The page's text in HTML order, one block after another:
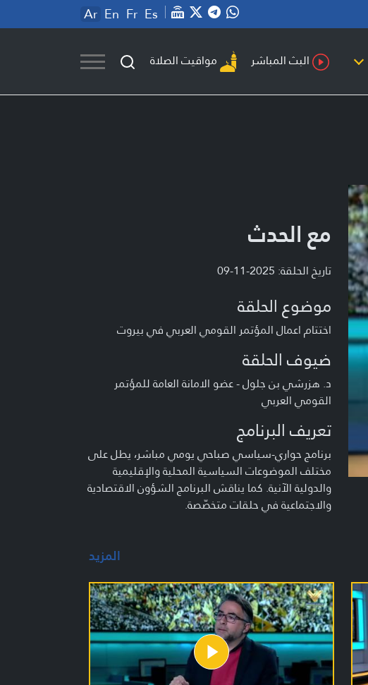
Ar En Fr Es
البث المباشر مواقيت الصلاة
مع الحدث
تاريخ الحلقة: 2025-11-09
موضوع الحلقة
اختتام اعمال المؤتمر القومي العربي في بيروت
ضيوف الحلقة
د. هزرشي بن جلول - عضو الامانة العامة للمؤتمر
القومي العربي
تعريف البرنامج
برنامج حواري-سياسي صباحي يومي مباشر، يطل على
مختلف الموضوعات السياسية المحلية والإقليمية
والدولية الآنية. كما يناقش البرنامج الشؤون الاقتصادية
والاجتماعية في حلقات متخصّصة.
سهيل دياب - أحمد ياسين
فريق العمل :
حسين حيدر
زياد جعفر
ذوالفقار شمص
المزيد